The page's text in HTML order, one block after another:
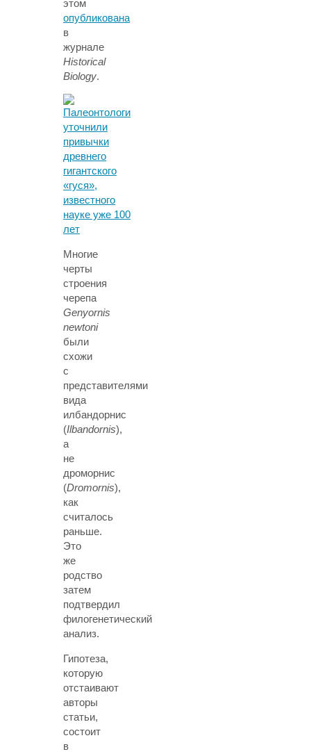
этом
опубликована
в
журнале
Historical
Biology.
Многие
черты
строения
черепа
Genyornis
newtoni
были
схожи
с
представителями
вида
илбандорнис
(Ilbandornis),
а
не
дроморнис
(Dromornis),
как
считалось
раньше.
Это
же
родство
затем
подтвердил
филогенетический
анализ.
Гипотеза,
которую
отстаивают
авторы
статьи,
состоит
в